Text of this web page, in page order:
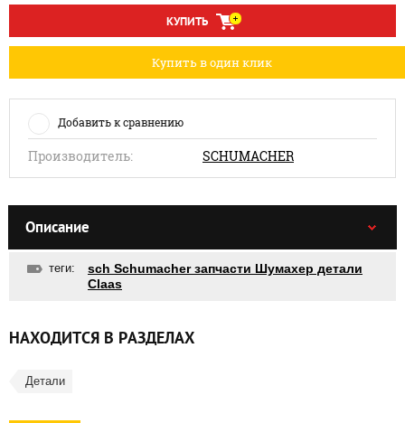
КУПИТЬ
Купить в один клик
Добавить к сравнению
Производитель: SCHUMACHER
Описание
теги:
sch Schumacher запчасти Шумахер детали
Claas
НАХОДИТСЯ В РАЗДЕЛАХ
Детали